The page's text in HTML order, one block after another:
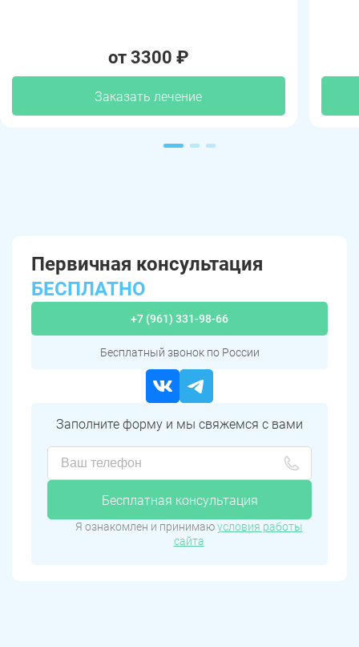
от 3300 ₽
Заказать лечение
Первичная консультация
БЕСПЛАТНО
+7 (961) 331-98-66
Бесплатный звонок по России
Заполните форму и мы свяжемся с вами
Бесплатная консультация
Я ознакомлен и принимаюусловия работы
сайта